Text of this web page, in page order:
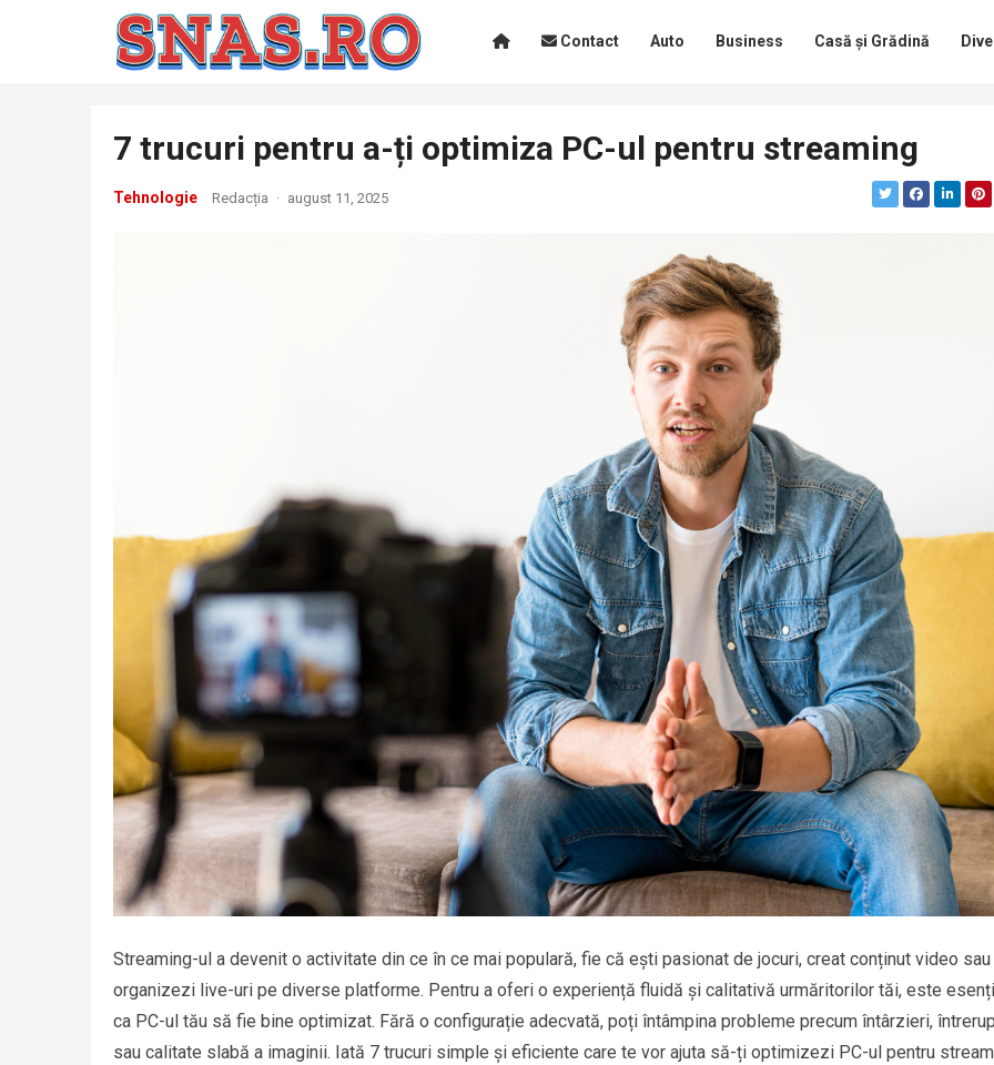
Contact Auto Business Casă și Grădină
7 trucuri pentru a-ți optimiza PC-ul pentru streaming
Tehnologie Redacția · august 11, 2025
Streaming-ul a devenit o activitate din ce în ce mai populară, fie că ești pasionat de jocuri, creat conținut video sau
organizezi live-uri pe diverse platforme. Pentru a oferi o experiență fluidă și calitativă urmăritorilor tăi, este
ca PC-ul tău să fie bine optimizat. Fără o configurație adecvată, poți întâmpina probleme precum întârzieri,
sau calitate slabă a imaginii. Iată 7 trucuri simple și eficiente care te vor ajuta să-ți optimizezi PC-ul pentru